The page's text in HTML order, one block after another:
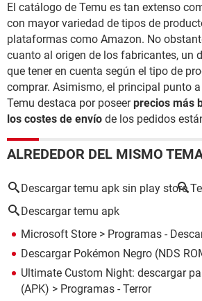
El catálogo de Temu es tan extenso
con mayor variedad de tipos de
plataformas como Amazon. No
cuanto al origen de los fabricantes, un
que tener en cuenta según el tipo de
comprar. Asimismo, el principal punto
Temu destaca por poseerprecios más
los costes de envío de los pedidos
ALREDEDOR DEL MISMO
Descargar temu apk sin play store
Descargar temu apk
Microsoft Store > Programas -
Descargar Pokémon Negro (NDS
Ultimate Custom Night: descargar
(APK) > Programas - Terror